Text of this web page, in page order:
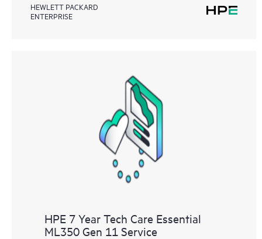
HEWLETT PACKARD
ENTERPRISE
HPE 7 Year Tech Care Essential
ML350 Gen 11 Service